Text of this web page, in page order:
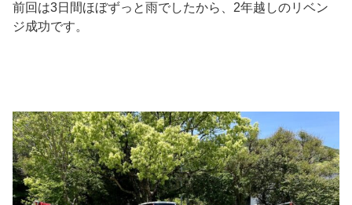
前回は3日間ほぼずっと雨でしたから、2年越しのリベン
ジ成功です。